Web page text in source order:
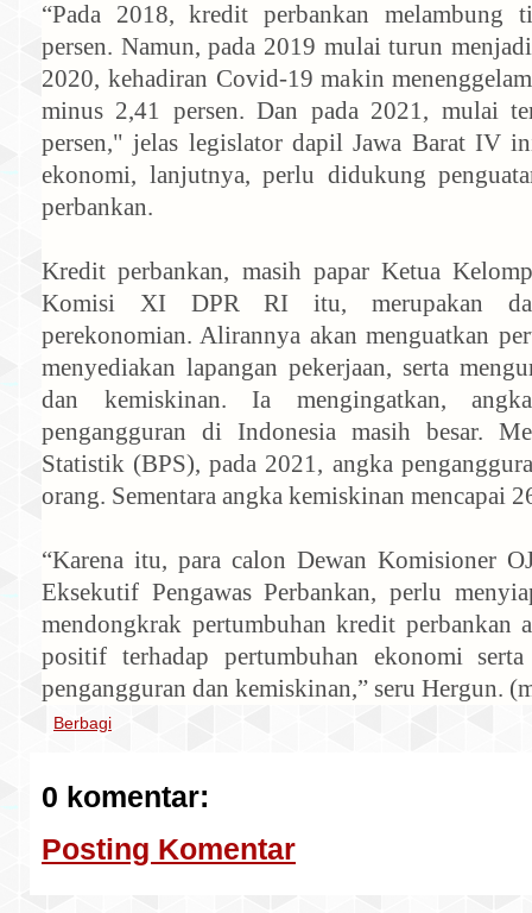
“Pada 2018, kredit perbankan melambung
persen. Namun, pada 2019 mulai turun
2020, kehadiran Covid-19 makin
minus 2,41 persen. Dan pada 2021, mulai
persen," jelas legislator dapil Jawa Barat IV
ekonomi, lanjutnya, perlu didukung
perbankan.
Kredit perbankan, masih papar Ketua
Komisi XI DPR RI itu, merupakan
perekonomian. Alirannya akan menguatkan
menyediakan lapangan pekerjaan, serta
dan kemiskinan. Ia mengingatkan,
pengangguran di Indonesia masih besar.
Statistik (BPS), pada 2021, angka
orang. Sementara angka kemiskinan mencapai
“Karena itu, para calon Dewan Komisioner
Eksekutif Pengawas Perbankan, perlu
mendongkrak pertumbuhan kredit perbankan
positif terhadap pertumbuhan ekonomi
pengangguran dan kemiskinan,” seru Hergun.
Berbagi
0 komentar:
Posting Komentar